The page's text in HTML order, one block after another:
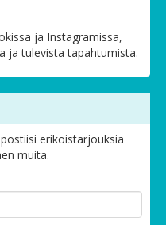
ja Instagramissa,
ja tulevista tapahtumista.
erikoistarjouksia
muita.